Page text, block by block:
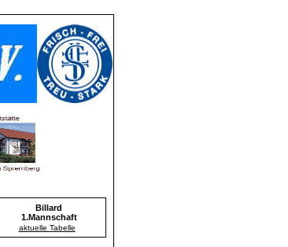
Billard
1.Mannschaft
aktuelle Tabelle